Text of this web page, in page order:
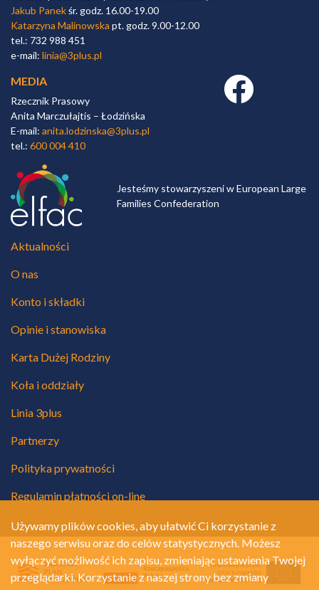
Jakub Panekśr. godz. 16.00-19.00
Katarzyna Malinowska pt. godz. 9.00-12.00
tel.: 732 988 451
e-mail: linia@3plus.pl
MEDIA
Rzecznik Prasowy
Anita Marczułajtis – Łodzińska
E-mail: anita.lodzinska@3plus.pl
tel.: 600 004 410
Facebook link
Jesteśmy stowarzyszeni w European Large
Families Confederation
Aktualności
O nas
Konto i składki
Opinie i stanowiska
Karta Dużej Rodziny
Koła i oddziały
Linia 3plus
Partnerzy
Polityka prywatności
Regulamin płatności on-line
Używamy plików cookies, aby ułatwić Ci korzystanie z
naszego serwisu oraz do celów statystycznych. Możesz
wyłączyć możliwość ich zapisu, zmieniając ustawienia Twojej
przeglądarki. Korzystanie z naszej strony bez zmiany